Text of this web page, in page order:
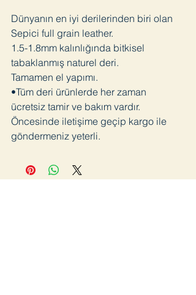
Dünyanın en iyi derilerinden biri olan
Sepici full grain leather.
1.5-1.8mm kalınlığında bitkisel
tabaklanmış naturel deri.
Tamamen el yapımı.
•Tüm deri ürünlerde her zaman
ücretsiz tamir ve bakım vardır.
Öncesinde iletişime geçip kargo ile
göndermeniz yeterli.